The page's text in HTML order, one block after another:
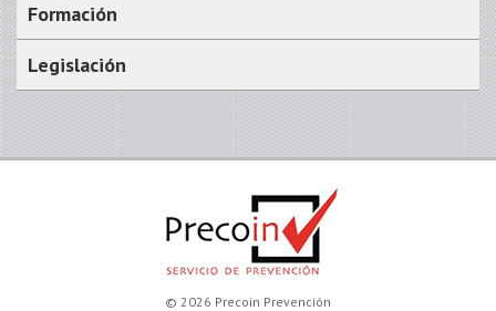
Formación
Legislación
© 2026 Precoin Prevención